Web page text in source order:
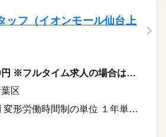
ッフ（イオンモール仙台上
1,150円〜1,250円 ※フルタイム求人の場合は月額（換算額）、パート求人の場合は時間額を表示しています。
区
変形労働時間制 変形労働時間制の単位 １年単位 又は 9時45分〜21時15分の時間の間の5時間以上 就業時間に関する特記事項 ＊就業時間・就業日数はお気軽にご相談ください。